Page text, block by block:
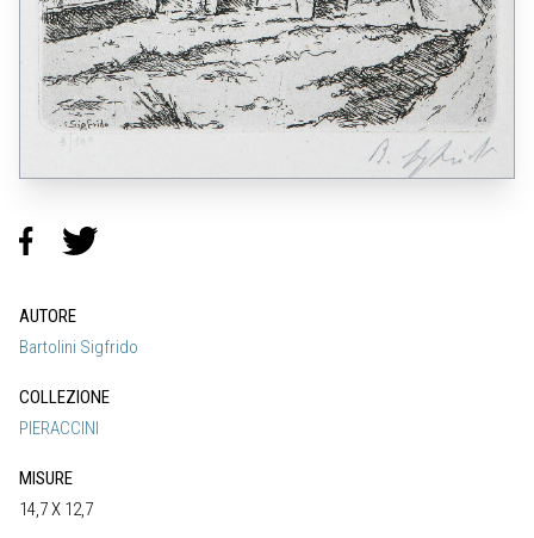
AUTORE
Bartolini Sigfrido
COLLEZIONE
PIERACCINI
MISURE
14,7 X 12,7